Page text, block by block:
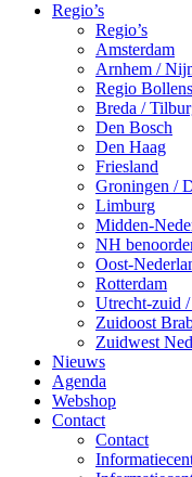
Regio’s
Regio’s
Amsterdam
Arnhem /
Regio
Breda /
Den Bosch
Den Haag
Friesland
Groningen /
Limburg
Midden-
NH
Oost-
Rotterdam
Utrecht-zuid
Zuidoost
Zuidwest
Nieuws
Agenda
Webshop
Contact
Contact